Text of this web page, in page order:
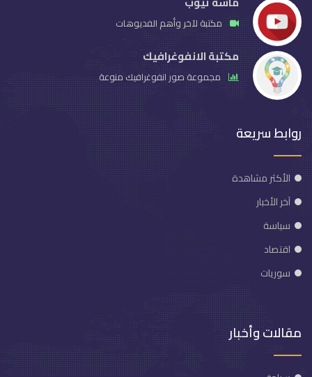
مكتبة لآخر وأهم الفديوهات
مكتبة الانفوغرافيك
مجموعة صور انفوغرافيك منوعة
روابط سريعة
الأكثر مشاهدة
آخر الأخبار
سياسة
اقتصاد
سوريات
مقالات وأخبار